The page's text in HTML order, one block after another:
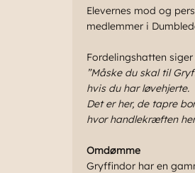
Elevernes mod og
medlemmer i
Fordelingshatten
”Måske du skal til
hvis du har løvehjerte.
Det er her, de tapre
hvor handlekræften
Omdømme
Gryffindor har en